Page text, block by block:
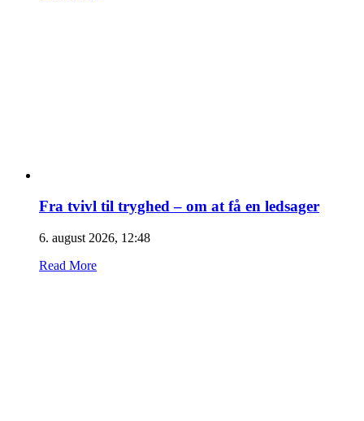
Fra tvivl til tryghed – om at få en ledsager
6. august 2026, 12:48
Read More